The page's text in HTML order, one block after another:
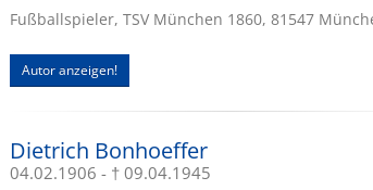
Fußballspieler, TSV München 1860, 81547
Autor anzeigen!
Dietrich Bonhoeffer
04.02.1906 - † 09.04.1945